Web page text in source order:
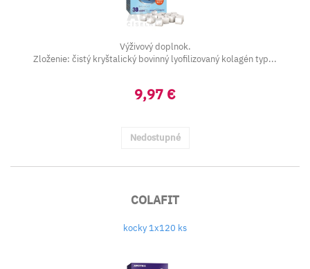
Výživový doplnok.
Zloženie: čistý kryštalický bovinný lyofilizovaný kolagén typ...
9,97 €
Nedostupné
COLAFIT
kocky 1x120 ks